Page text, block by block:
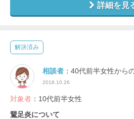
詳細を見
解決済み
相談者 ：40代前半女性から
2018.10.26
対象者 ：10代前半女性
鵞足炎について